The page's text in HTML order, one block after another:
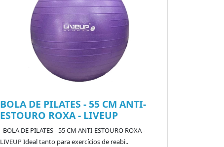
BOLA DE PILATES - 55 CM ANTI-
ESTOURO ROXA - LIVEUP
BOLA DE PILATES - 55 CM ANTI-ESTOURO ROXA -
LIVEUP Ideal tanto para exercícios de reabi..